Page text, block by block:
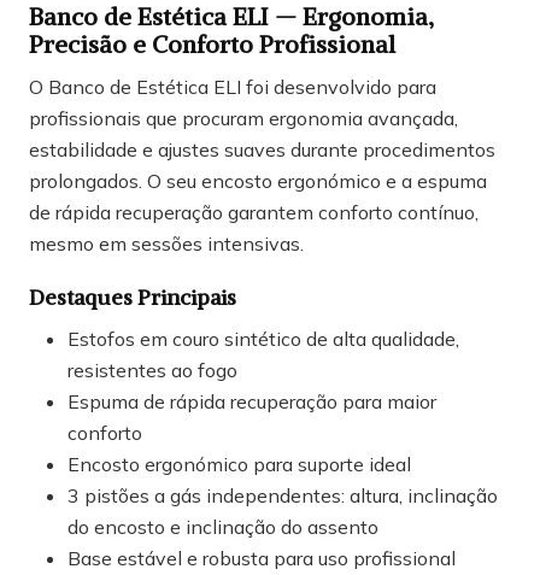
Banco de Estética ELI — Ergonomia,
Precisão e Conforto Profissional
O Banco de Estética ELI foi desenvolvido para
profissionais que procuram ergonomia avançada,
estabilidade e ajustes suaves durante procedimentos
prolongados. O seu encosto ergonómico e a espuma
de rápida recuperação garantem conforto contínuo,
mesmo em sessões intensivas.
Destaques Principais
Estofos em couro sintético de alta qualidade,
resistentes ao fogo
Espuma de rápida recuperação para maior
conforto
Encosto ergonómico para suporte ideal
3 pistões a gás independentes: altura, inclinação
do encosto e inclinação do assento
Base estável e robusta para uso profissional